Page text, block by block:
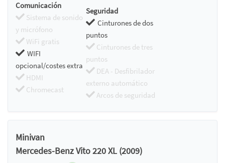
Comunicación
Sistema de sonido
y micrófono
WiFi gratis
WIFI
opcional/costes extra
HDMI
Chromecast
Seguridad
Cinturones de dos
puntos
Cinturones de tres
puntos
DEA - Desfibrilador
externo automático
Arcos de seguridad
Minivan
Mercedes-Benz Vito 220 XL (2009)